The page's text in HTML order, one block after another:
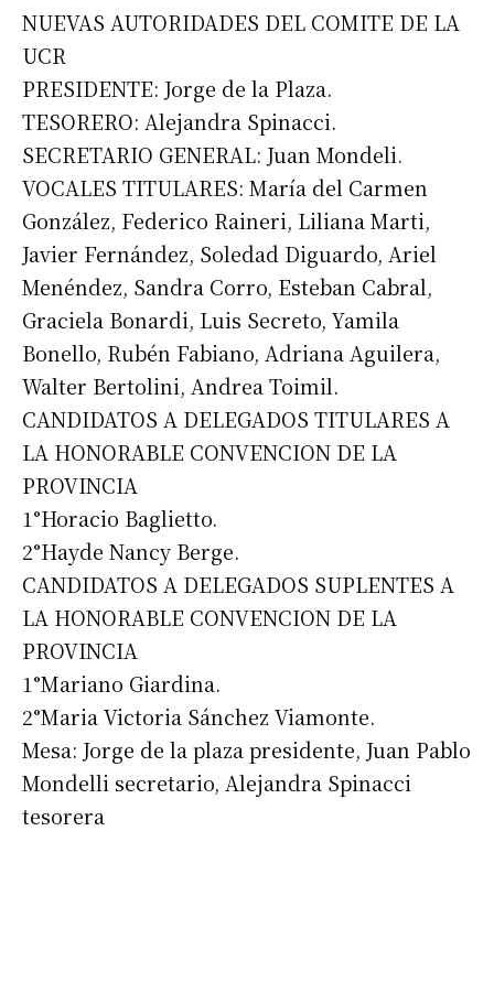
Número de teléfono
NUEVAS AUTORIDADES DEL COMITE DE LA
UCR
PRESIDENTE: Jorge de la Plaza.
TESORERO: Alejandra Spinacci.
SECRETARIO GENERAL: Juan Mondeli.
VOCALES TITULARES: María del Carmen
González, Federico Raineri, Liliana Marti,
Javier Fernández, Soledad Diguardo, Ariel
Menéndez, Sandra Corro, Esteban Cabral,
Graciela Bonardi, Luis Secreto, Yamila
Bonello, Rubén Fabiano, Adriana Aguilera,
Walter Bertolini, Andrea Toimil.
CANDIDATOS A DELEGADOS TITULARES A
LA HONORABLE CONVENCION DE LA
PROVINCIA
1°Horacio Baglietto.
2°Hayde Nancy Berge.
CANDIDATOS A DELEGADOS SUPLENTES A
LA HONORABLE CONVENCION DE LA
PROVINCIA
1°Mariano Giardina.
2°Maria Victoria Sánchez Viamonte.
Mesa: Jorge de la plaza presidente, Juan Pablo
Mondelli secretario, Alejandra Spinacci
tesorera